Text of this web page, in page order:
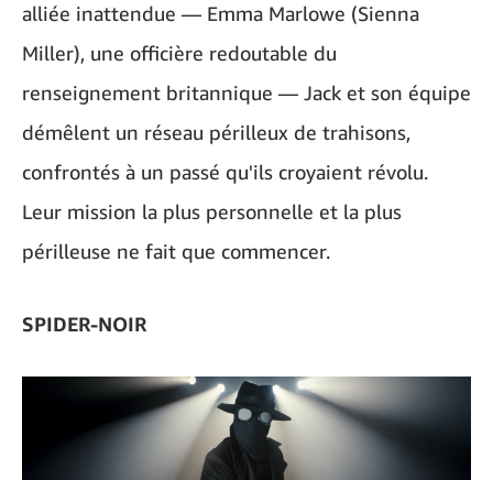
alliée inattendue — Emma Marlowe (Sienna
Miller), une officière redoutable du
renseignement britannique — Jack et son équipe
démêlent un réseau périlleux de trahisons,
confrontés à un passé qu'ils croyaient révolu.
Leur mission la plus personnelle et la plus
périlleuse ne fait que commencer.
SPIDER-NOIR